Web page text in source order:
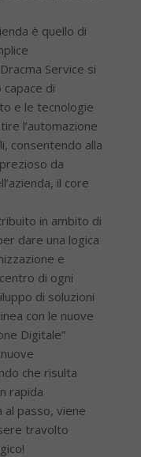
è quello di
Service si
di
e le tecnologie
l’automazione
consentendo alla
da
il core
in ambito di
dare una logica
e
di ogni
di soluzioni
con le nuove
Digitale”
che risulta
rapida
al passo, viene
travolto